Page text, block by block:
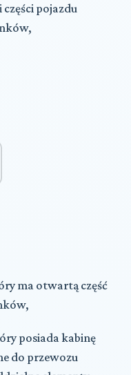
pojazdu
ma otwartą część
posiada kabinę
do przewozu